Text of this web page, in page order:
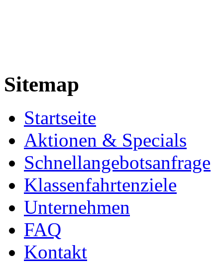
Sitemap
Startseite
Aktionen & Specials
Schnellangebotsanfrage
Klassenfahrtenziele
Unternehmen
FAQ
Kontakt